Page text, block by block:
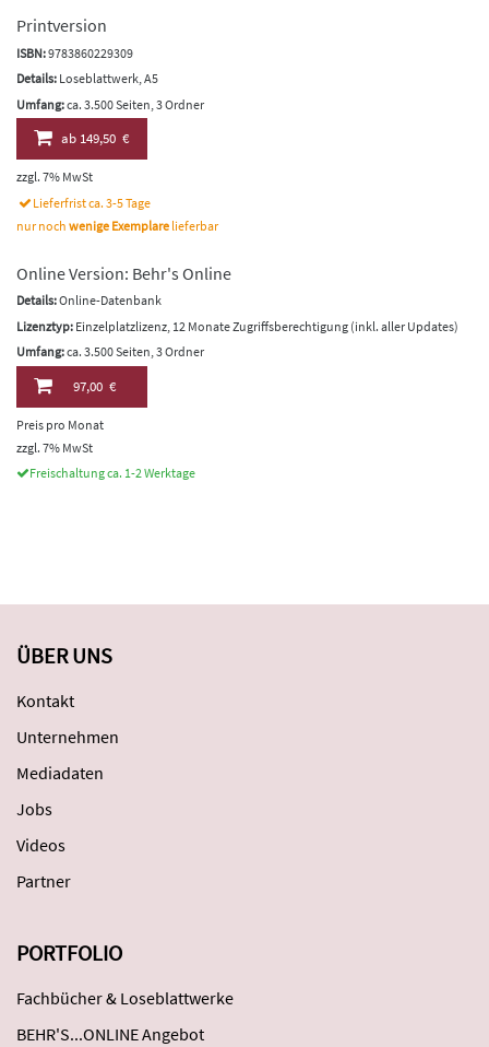
Printversion
ISBN:9783860229309
Details: Loseblattwerk, A5
Umfang:ca. 3.500 Seiten, 3 Ordner
ab149,50 €
zzgl. 7% MwSt
Lieferfrist ca. 3-5 Tage
nur noch wenige Exemplare lieferbar
Online Version: Behr's Online
Details:Online-Datenbank
Lizenztyp: Einzelplatzlizenz, 12 Monate Zugriffsberechtigung (inkl. aller Updates)
Umfang:ca. 3.500 Seiten, 3 Ordner
97,00 €
Preis pro Monat
zzgl. 7% MwSt
Freischaltung ca. 1-2 Werktage
ÜBER UNS
Kontakt
Unternehmen
Mediadaten
Jobs
Videos
Partner
PORTFOLIO
Fachbücher & Loseblattwerke
BEHR'S...ONLINE Angebot